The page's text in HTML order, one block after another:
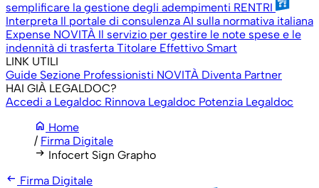
semplificare la gestione degli adempimenti RENTRI
Interpreta Il portale di consulenza AI sulla normativa italiana
Expense NOVITÀ Il servizio per gestire le note spese e le
indennità di trasferta Titolare Effettivo Smart
LINK UTILI
Guide Sezione Professionisti NOVITÀ Diventa Partner
HAI GIÀ LEGALDOC?
Accedi a Legaldoc Rinnova Legaldoc Potenzia Legaldoc
home Home
/ Firma Digitale
arrow_right_alt Infocert Sign Grapho
arrow_left_alt Firma Digitale